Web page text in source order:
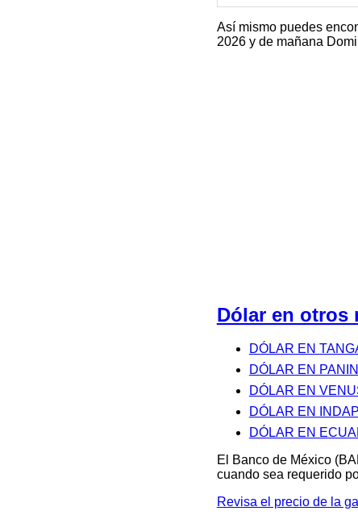
Así mismo puedes
2026 y de mañana
Dólar en otros
DÓLAR EN
DÓLAR EN
DÓLAR EN
DÓLAR EN
DÓLAR EN
El Banco de México
cuando sea requerido
Revisa el precio de la